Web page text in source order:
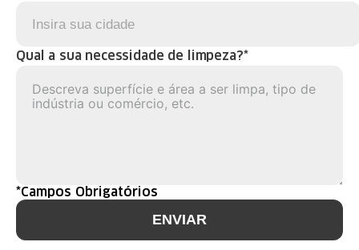
Qual a sua necessidade de limpeza?*
*Campos Obrigatórios
ENVIAR